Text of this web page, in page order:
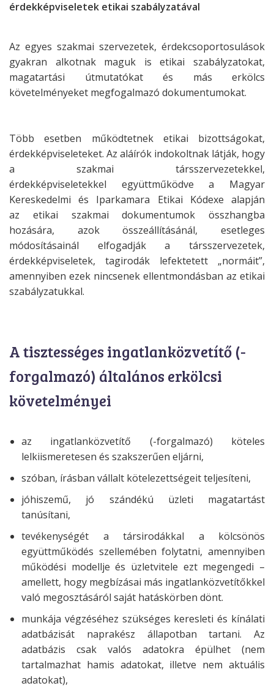
érdekképviseletek etikai szabályzatával
Az egyes szakmai szervezetek, érdekcsoportosulások
gyakran alkotnak maguk isetikai szabályzatokat,
magatartási útmutatókat és más erkölcs
követelményeket megfogalmazó dokumentumokat.
Több esetben működtetnek etikai bizottságokat,
érdekképviseleteket. Az aláírók indokoltnak látják, hogy
a szakmai társszervezetekkel,
érdekképviseletekkel együttműködve a Magyar
Kereskedelmi és Iparkamara Etikai Kódexe alapján
az etikai szakmai dokumentumok összhangba
hozására, azok összeállításánál, esetleges
módosításainál elfogadják a társszervezetek,
érdekképviseletek, tagirodák lefektetett „normáit”,
amennyiben ezek nincsenek ellentmondásban az etikai
szabályzatukkal.
A tisztességes ingatlanközvetítő (-
forgalmazó) általános erkölcsi
követelményei
az ingatlanközvetítő (-forgalmazó) köteles
lelkiismeretesen és szakszerűen eljárni,
szóban, írásban vállalt kötelezettségeit teljesíteni,
jóhiszemű, jó szándékú üzleti magatartást
tanúsítani,
tevékenységét a társirodákkal a kölcsönös
együttműködés szellemében folytatni, amennyiben
működési modellje és üzletvitele ezt megengedi –
amellett, hogy megbízásai más ingatlanközvetítőkkel
való megosztásáról saját hatáskörben dönt.
munkája végzéséhez szükséges keresleti és kínálati
adatbázisát naprakész állapotban tartani. Az
adatbázis csak valós adatokra épülhet (nem
tartalmazhat hamis adatokat, illetve nem aktuális
adatokat),